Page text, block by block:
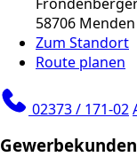
58706 Menden
Zum Standort
Route planen
02373 / 171-02